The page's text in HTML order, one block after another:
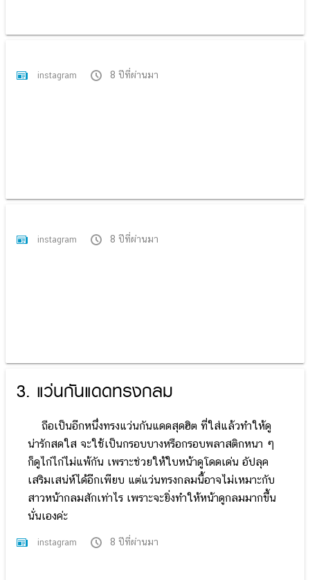
instagram 8 ปีที่ผ่านมา
instagram 8 ปีที่ผ่านมา
3. แว่นกันแดดทรงกลม
ถือเป็นอีกหนึ่งทรงแว่นกันแดดสุดฮิต ที่ใส่แล้วทำให้ดู
น่ารักสดใส จะใช้เป็นกรอบบางหรือกรอบพลาสติกหนา ๆ
ก็ดูไก๋ไก๋ไม่แพ้กัน เพราะช่วยให้ใบหน้าดูโดดเด่น อัปลุค
เสริมเสน่ห์ได้อีกเพียบ แต่แว่นทรงกลมนี้อาจไม่เหมาะกับ
สาวหน้ากลมสักเท่าไร เพราะจะยิ่งทำให้หน้าดูกลมมากขึ้น
นั่นเองค่ะ
instagram 8 ปีที่ผ่านมา